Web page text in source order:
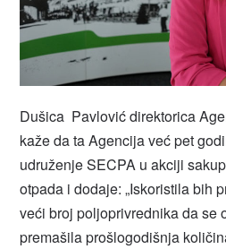
Dušica Pavlović direktorica
kaže da ta Agencija već pet
udruženje SECPA u akciji
otpada i dodaje: „Iskoristila bih
veći broj poljoprivrednika da se
premašila prošlogodišnja